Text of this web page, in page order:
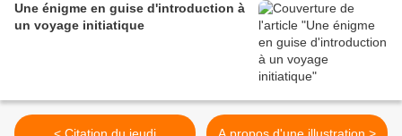
Une énigme en guise d'introduction à
un voyage initiatique